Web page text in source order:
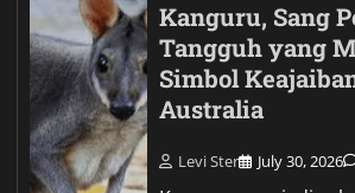
Kanguru, Sang
Tangguh yang
Simbol
Australia
Levi Ster July 30, 2026